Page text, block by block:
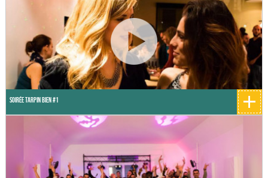
Soirée Tarpin Bien #1 +